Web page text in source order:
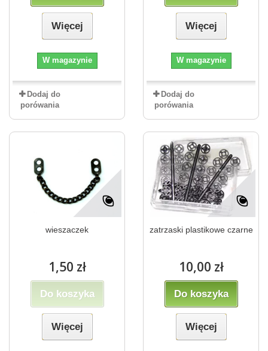
Więcej
W magazynie
Dodaj do
porówania
Więcej
W magazynie
Dodaj do
porówania
wieszaczek
1,50 zł
Do koszyka
Więcej
zatrzaski plastikowe czarne
10,00 zł
Do koszyka
Więcej